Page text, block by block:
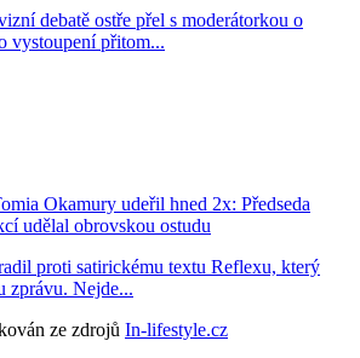
debatě ostře přel s moderátorkou o
vystoupení přitom...
Okamury udeřil hned 2x: Předseda
udělal obrovskou ostudu
proti satirickému textu Reflexu, který
zprávu. Nejde...
ze zdrojů In-lifestyle.cz